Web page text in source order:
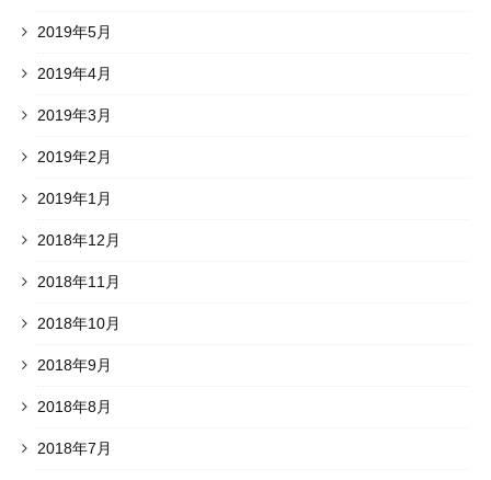
2019年5月
2019年4月
2019年3月
2019年2月
2019年1月
2018年12月
2018年11月
2018年10月
2018年9月
2018年8月
2018年7月